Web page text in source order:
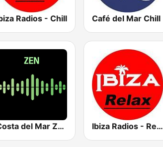
Radios - Chill Café del Mar Chill
Costa del Mar Zen Ibiza Radios - Relax